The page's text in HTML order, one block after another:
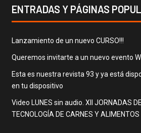
ENTRADAS Y PÁGINAS
Lanzamiento de un nuevo CURSO!!!
Queremos invitarte a un nuevo evento
Esta es nuestra revista 93 y ya está
en tu dispositivo
Video LUNES sin audio. XII JORNADAS
TECNOLOGÍA DE CARNES Y ALIMENTOS